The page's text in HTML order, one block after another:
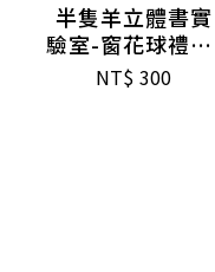
半隻羊立體書實
驗室-窗花球禮盒-
銀
NT$ 300